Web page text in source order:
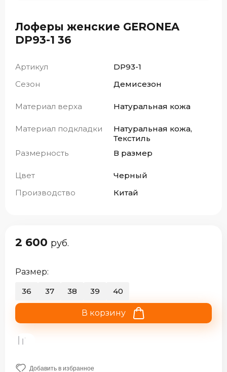
Лоферы женские GERONEA
DP93-1 36
Артикул
DP93-1
Сезон
Демисезон
Материал верха Натуральная кожа
Материал подкладки
Натуральная кожа,
Текстиль
Размерность
В размер
Цвет
Черный
Производство
Китай
2 600 руб.
Размер:
36
37 38 39 40
В корзину
Добавить в избранное